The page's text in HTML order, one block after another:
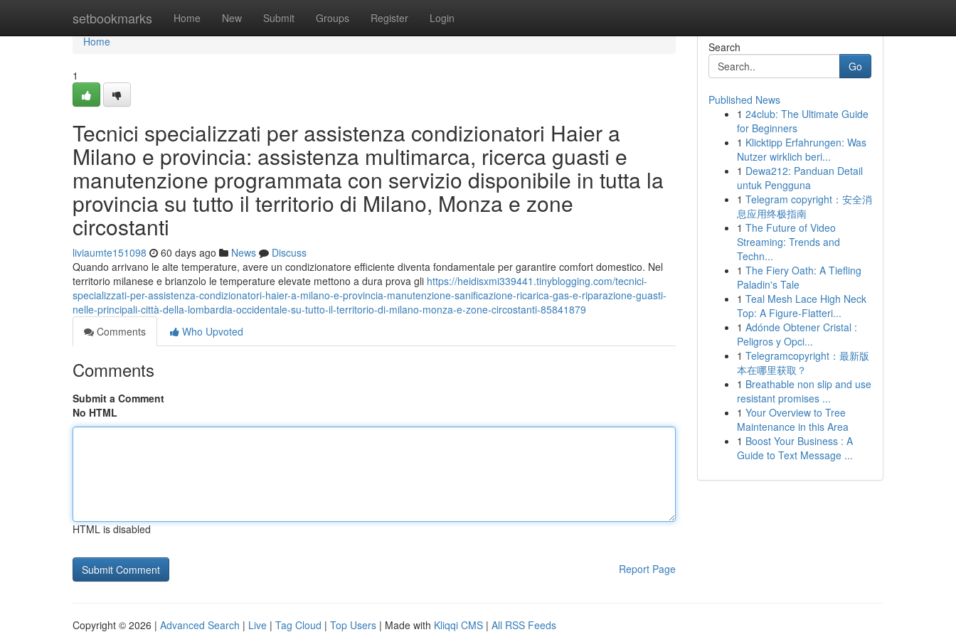
setbookmarks Home New Submit Groups Register Login
Home
Home
1
Tecnici specializzati per assistenza condizionatori Haier a
Milano e provincia: assistenza multimarca, ricerca guasti e
manutenzione programmata con servizio disponibile in tutta la
provincia su tutto il territorio di Milano, Monza e zone
circostanti
liviaumte151098 60 days ago News
Discuss
Quando arrivano le alte temperature, avere un condizionatore efficiente diventa fondamentale per garantire comfort domestico. Nel
territorio milanese e brianzolo le temperature elevate mettono a dura prova gli https://heidisxmi339441.tinyblogging.com/tecnici-
specializzati-per-assistenza-condizionatori-haier-a-milano-e-provincia-manutenzione-sanificazione-ricarica-gas-e-riparazione-guasti-
nelle-principali-città-della-lombardia-occidentale-su-tutto-il-territorio-di-milano-monza-e-zone-circostanti-85841879
Comments
Who Upvoted
Comments
Submit a Comment
No HTML
HTML is disabled
Report Page
Search
Go
Published News
1 24club: The Ultimate Guide
for Beginners
1 Klicktipp Erfahrungen: Was
Nutzer wirklich beri...
1 Dewa212: Panduan Detail
untuk Pengguna
1 Telegram copyright：安全消
息应用终极指南
1 The Future of Video
Streaming: Trends and
Techn...
1 The Fiery Oath: A Tiefling
Paladin's Tale
1 Teal Mesh Lace High Neck
Top: A Figure-Flatteri...
1 Adónde Obtener Cristal :
Peligros y Opci...
1 Telegramcopyright：最新版
本在哪里获取？
1 Breathable non slip and use
resistant promises ...
1 Your Overview to Tree
Maintenance in this Area
1 Boost Your Business : A
Guide to Text Message ...
Copyright © 2026 | Advanced Search | Live | Tag Cloud | Top Users | Made with Kliqqi CMS | All RSS Feeds